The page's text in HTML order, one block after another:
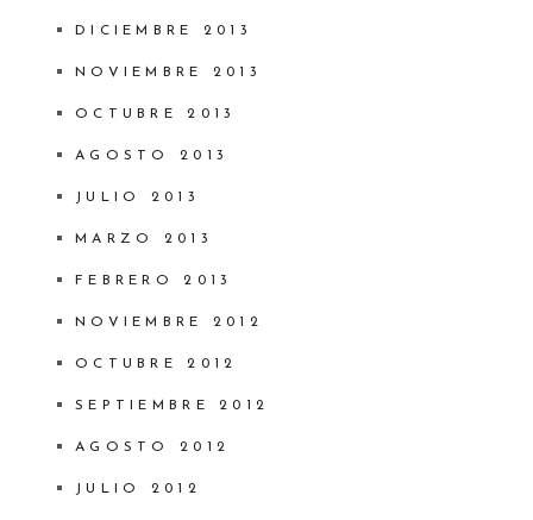
DICIEMBRE 2013
NOVIEMBRE 2013
OCTUBRE 2013
AGOSTO 2013
JULIO 2013
MARZO 2013
FEBRERO 2013
NOVIEMBRE 2012
OCTUBRE 2012
SEPTIEMBRE 2012
AGOSTO 2012
JULIO 2012